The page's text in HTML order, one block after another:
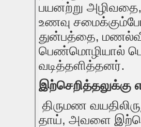
பயனற்று
உணவு
துன்பத்தை,
பெண்மொழியால்
வடித்தளித்தனர்.
இற்செறித்தலுக்கு
திருமண
தாய், அவளை